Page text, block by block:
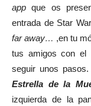
app que os
entrada de Star
far away… ,en tu
tus amigos con el
seguir unos
Estrella de la
izquierda de la